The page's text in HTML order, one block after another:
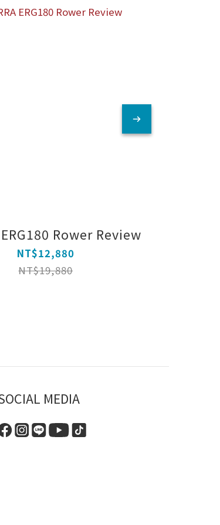
XTERRA ERG180 Rower Review
NT$12,880
NT$19,880
MEDIA